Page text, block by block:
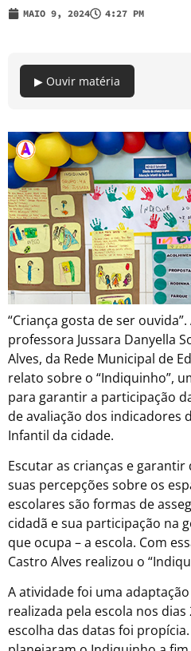
MAIO 9, 2024 4:27 PM
▶ Ouvir matéria
“Criança gosta de ser
professora Jussara Danyella
Alves, da Rede Municipal de
relato sobre o “Indiquinho”,
para garantir a participação
de avaliação dos indicadores
Infantil da cidade.
Escutar as crianças e
suas percepções sobre os
escolares são formas de
cidadã e sua participação na
que ocupa – a escola. Com
Castro Alves realizou o
A atividade foi uma
realizada pela escola nos dias
escolha das datas foi